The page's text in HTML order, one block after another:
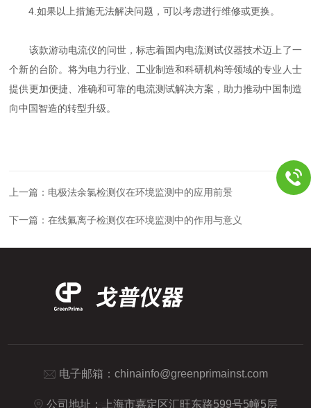
4.如果以上措施无法解决问题，可以考虑进行维修或更换。
该款游动电流仪的问世，标志着国内电流测试仪器技术迈上了一
个新的台阶。将为电力行业、工业制造和科研机构等领域的专业人士
提供更加便捷、准确和可靠的电流测试解决方案，助力推动中国制造
向中国智造的转型升级。
上一篇： 电极法余氯检测仪在环境监测中的应用前景
下一篇：在线氟离子检测仪在环境监测中的作用与意义
电子邮箱： chinainfo@greenprimainst.com
公司地址：上海市嘉定区汇旺东路599号5幢5层